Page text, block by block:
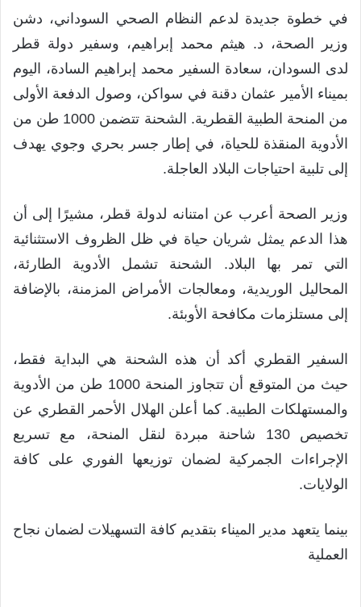
في خطوة جديدة لدعم النظام الصحي السوداني، دشن
وزير الصحة، د. هيثم محمد إبراهيم، وسفير دولة قطر
لدى السودان، سعادة السفير محمد إبراهيم السادة، اليوم
بميناء الأمير عثمان دقنة في سواكن، وصول الدفعة الأولى
من المنحة الطبية القطرية. الشحنة تتضمن 1000 طن من
الأدوية المنقذة للحياة، في إطار جسر بحري وجوي يهدف
إلى تلبية احتياجات البلاد العاجلة.
وزير الصحة أعرب عن امتنانه لدولة قطر، مشيرًا إلى أن
هذا الدعم يمثل شريان حياة في ظل الظروف الاستثنائية
التي تمر بها البلاد. الشحنة تشمل الأدوية الطارئة،
المحاليل الوريدية، ومعالجات الأمراض المزمنة، بالإضافة
إلى مستلزمات مكافحة الأوبئة.
السفير القطري أكد أن هذه الشحنة هي البداية فقط،
حيث من المتوقع أن تتجاوز المنحة 1000 طن من الأدوية
والمستهلكات الطبية. كما أعلن الهلال الأحمر القطري عن
تخصيص 130 شاحنة مبردة لنقل المنحة، مع تسريع
الإجراءات الجمركية لضمان توزيعها الفوري على كافة
الولايات.
بينما يتعهد مدير الميناء بتقديم كافة التسهيلات لضمان نجاح
العملية